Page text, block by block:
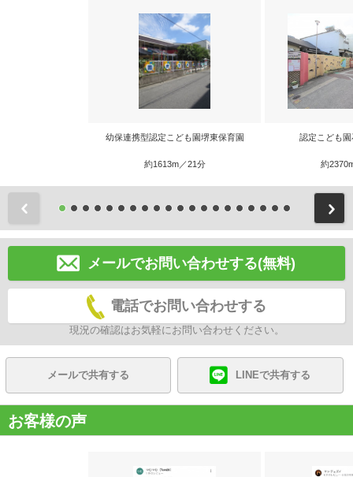
幼保連携型認定こども園堺東保育園
約1613m／21分
認定こども
約
メールでお問い合わせする(無料)
電話でお問い合わせする
現況の確認はお気軽にお問い合わせください。
メールで共有する LINEで共有する
お客様の声